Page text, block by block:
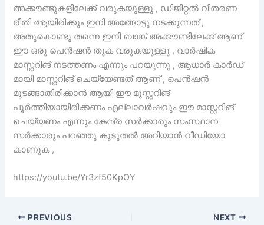
അക്കൗണ്ടുകളിലേക്ക് വരുകയുള്ളു , ഡിജിറ്റൽ വിതരണ
രീതി ആയിരിക്കും ഇനി അങ്ങോട്ടു നടക്കുന്നത് ,
അതുകൊണ്ടു തന്നെ ഇനി ബാങ്ക് അക്കൗണ്ടിലേക്ക് ആണ്
ഈ ഒരു പെൻഷൻ തുക വരുകയുള്ളു , വാർഷിക
മാസ്റ്ററിങ് നടത്തണം എന്നും പറയുന്നു , ആധാർ കാർഡ്
മായി മാസ്റ്ററിങ് ചെയ്യേണ്ടത് ആണ് , പെൻഷൻ
മുടങ്ങാതിരിക്കാൻ ആയി ഈ മുസ്റ്ററിങ്
പൂർത്തിയായിരിക്കണം എല്ലാവർഷവും ഈ മാസ്റ്ററിങ്
ചെയ്യണം എന്നും കേന്ദ്ര സർക്കാരും സംസ്ഥാന
സർക്കാരും പറഞ്ഞു കൂടുതൽ അറിയാൻ വീഡിയോ
കാണുക ,
https://youtu.be/Yr3zf50KpOY
PREVIOUS NEXT